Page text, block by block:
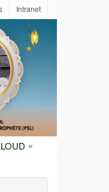
Intranet